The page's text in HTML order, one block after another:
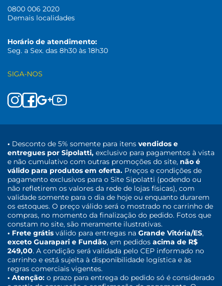
0800 006 2020
Demais localidades
Horário de atendimento:
Seg. a Sex. das 8h30 às 18h30
SIGA-NOS
• Desconto de 5% somente para itens vendidos e
entregues por Sipolatti, exclusivo para pagamentos à vista
e não cumulativo com outras promoções do site, não é
válido para produtos em oferta. Preços e condições de
pagamento exclusivos para o Site Sipolatti (podendo ou
não refletirem os valores da rede de lojas físicas), com
validade somente para o dia de hoje ou enquanto durarem
os estoques. O preço válido será o mostrado no carrinho de
compras, no momento da finalização do pedido. Fotos que
constam no site, são meramente ilustrativas.
• Frete grátis válido para entregas na Grande Vitória/ES,
exceto Guarapari e Fundão, em pedidos acima de R$
249,00. A condição será validada pelo CEP informado no
carrinho e está sujeita à disponibilidade logística e às
regras comerciais vigentes.
• Atenção: o prazo para entrega do pedido só é considerado